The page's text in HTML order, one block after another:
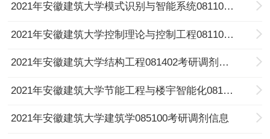
2021年安徽建筑大学模式识别与智能系统081104考研调剂信息
2021年安徽建筑大学控制理论与控制工程081101考研调剂信息
2021年安徽建筑大学结构工程081402考研调剂信息
2021年安徽建筑大学节能工程与楼宇智能化0814Z1考研调剂信息
2021年安徽建筑大学建筑学085100考研调剂信息